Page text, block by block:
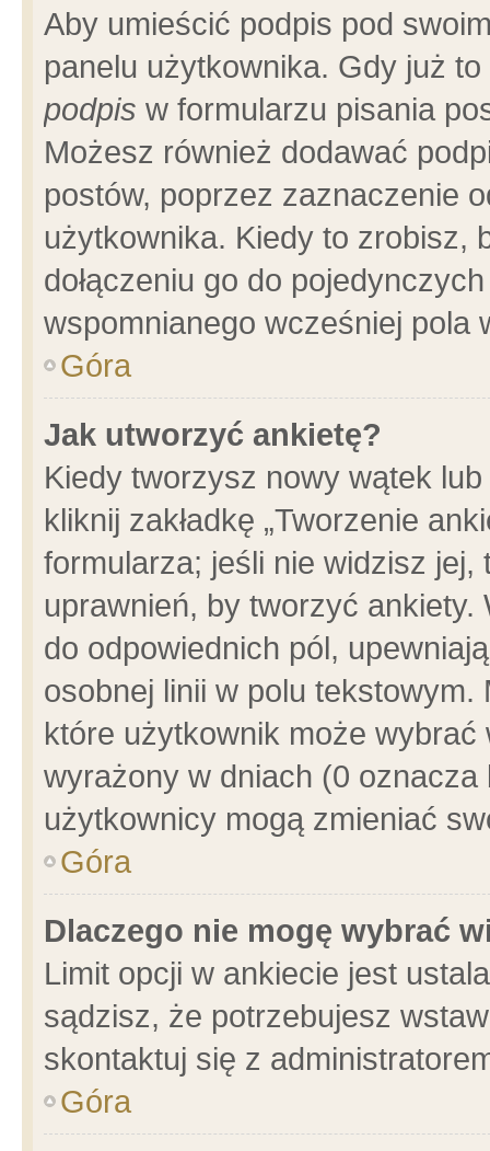
Aby umieścić podpis pod
panelu użytkownika. Gdy już
podpis w formularzu pisania
Możesz również dodawać
postów, poprzez zaznaczenie
użytkownika. Kiedy to zrobisz,
dołączeniu go do
wspomnianego wcześniej pola
Góra
Jak utworzyć ankietę?
Kiedy tworzysz nowy wątek
kliknij zakładkę „Tworzenie
formularza; jeśli nie widzisz
uprawnień, by tworzyć ankiety.
do odpowiednich pól,
osobnej linii w polu
które użytkownik może
wyrażony w dniach (0
użytkownicy mogą zmieniać
Góra
Dlaczego nie mogę wybrać
Limit opcji w ankiecie jest
sądzisz, że potrzebujesz
skontaktuj się z
Góra